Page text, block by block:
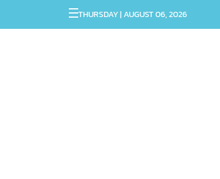
THURSDAY | AUGUST 06, 2026